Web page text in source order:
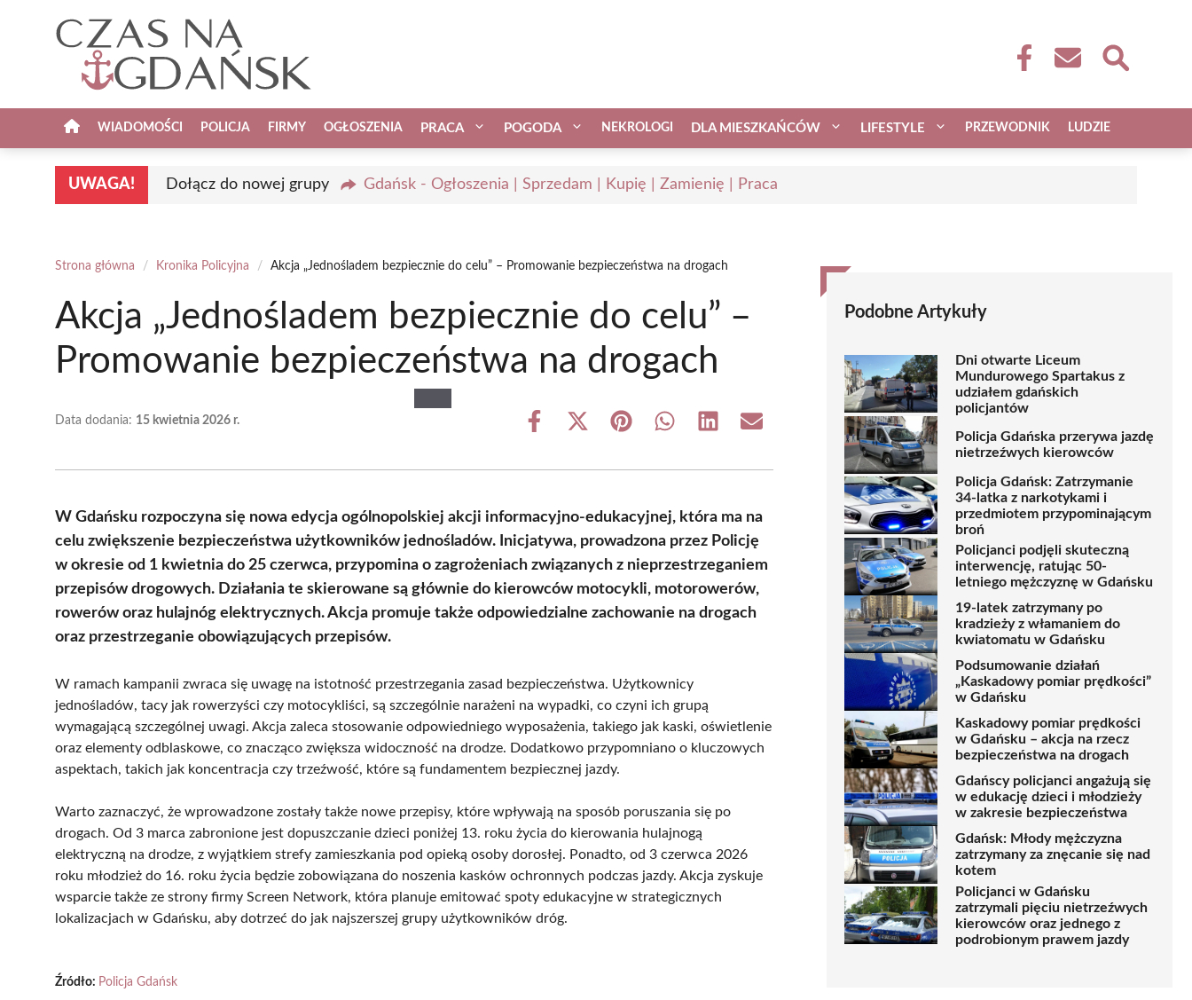
WIADOMOŚCI POLICJA FIRMY OGŁOSZENIA PRACA POGODA NEKROLOGI DLA MIESZKAŃCÓW LIFESTYLE PRZEWODNIK LUDZIE
UWAGA! Dołącz do nowej grupy Gdańsk - Ogłoszenia | Sprzedam | Kupię | Zamienię | Praca
Strona główna / Kronika Policyjna / Akcja „Jednośladem bezpiecznie do celu” – Promowanie bezpieczeństwa na drogach
Akcja „Jednośladem bezpiecznie do celu” –
Promowanie bezpieczeństwa na drogach
Data dodania: 15 kwietnia 2026 r.
Share
Share
(Twitter)
Share Share Share Share
W Gdańsku rozpoczyna się nowa edycja ogólnopolskiej akcji informacyjno-edukacyjnej, która ma na
celu zwiększenie bezpieczeństwa użytkowników jednośladów. Inicjatywa, prowadzona przez Policję
w okresie od 1 kwietnia do 25 czerwca, przypomina o zagrożeniach związanych z nieprzestrzeganiem
przepisów drogowych. Działania te skierowane są głównie do kierowców motocykli, motorowerów,
rowerów oraz hulajnóg elektrycznych. Akcja promuje także odpowiedzialne zachowanie na drogach
oraz przestrzeganie obowiązujących przepisów.
W ramach kampanii zwraca się uwagę na istotność przestrzegania zasad bezpieczeństwa. Użytkownicy
jednośladów, tacy jak rowerzyści czy motocykliści, są szczególnie narażeni na wypadki, co czyni ich grupą
wymagającą szczególnej uwagi. Akcja zaleca stosowanie odpowiedniego wyposażenia, takiego jak kaski, oświetlenie
oraz elementy odblaskowe, co znacząco zwiększa widoczność na drodze. Dodatkowo przypomniano o kluczowych
aspektach, takich jak koncentracja czy trzeźwość, które są fundamentem bezpiecznej jazdy.
Warto zaznaczyć, że wprowadzone zostały także nowe przepisy, które wpływają na sposób poruszania się po
drogach. Od 3 marca zabronione jest dopuszczanie dzieci poniżej 13. roku życia do kierowania hulajnogą
elektryczną na drodze, z wyjątkiem strefy zamieszkania pod opieką osoby dorosłej. Ponadto, od 3 czerwca 2026
roku młodzież do 16. roku życia będzie zobowiązana do noszenia kasków ochronnych podczas jazdy. Akcja zyskuje
wsparcie także ze strony firmy Screen Network, która planuje emitować spoty edukacyjne w strategicznych
lokalizacjach w Gdańsku, aby dotrzeć do jak najszerszej grupy użytkowników dróg.
Źródło: Policja Gdańsk
Podobne Artykuły
Dni otwarte Liceum
Mundurowego Spartakus z
udziałem gdańskich
policjantów
Policja Gdańska przerywa jazdę
nietrzeźwych kierowców
Policja Gdańsk: Zatrzymanie
34-latka z narkotykami i
przedmiotem przypominającym
broń
Policjanci podjęli skuteczną
interwencję, ratując 50-
letniego mężczyznę w Gdańsku
19-latek zatrzymany po
kradzieży z włamaniem do
kwiatomatu w Gdańsku
Podsumowanie działań
„Kaskadowy pomiar prędkości”
w Gdańsku
Kaskadowy pomiar prędkości
w Gdańsku – akcja na rzecz
bezpieczeństwa na drogach
Gdańscy policjanci angażują się
w edukację dzieci i młodzieży
w zakresie bezpieczeństwa
Gdańsk: Młody mężczyzna
zatrzymany za znęcanie się nad
kotem
Policjanci w Gdańsku
zatrzymali pięciu nietrzeźwych
kierowców oraz jednego z
podrobionym prawem jazdy